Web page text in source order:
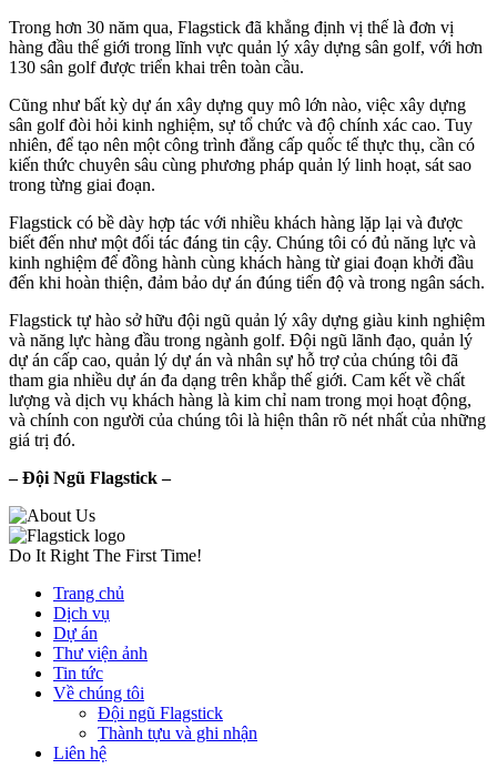
Trong hơn 30 năm qua, Flagstick đã khẳng định vị thế là đơn vị
hàng đầu thế giới trong lĩnh vực quản lý xây dựng sân golf, với hơn
130 sân golf được triển khai trên toàn cầu.
Cũng như bất kỳ dự án xây dựng quy mô lớn nào, việc xây dựng
sân golf đòi hỏi kinh nghiệm, sự tổ chức và độ chính xác cao. Tuy
nhiên, để tạo nên một công trình đẳng cấp quốc tế thực thụ, cần có
kiến thức chuyên sâu cùng phương pháp quản lý linh hoạt, sát sao
trong từng giai đoạn.
Flagstick có bề dày hợp tác với nhiều khách hàng lặp lại và được
biết đến như một đối tác đáng tin cậy. Chúng tôi có đủ năng lực và
kinh nghiệm để đồng hành cùng khách hàng từ giai đoạn khởi đầu
đến khi hoàn thiện, đảm bảo dự án đúng tiến độ và trong ngân sách.
Flagstick tự hào sở hữu đội ngũ quản lý xây dựng giàu kinh nghiệm
và năng lực hàng đầu trong ngành golf. Đội ngũ lãnh đạo, quản lý
dự án cấp cao, quản lý dự án và nhân sự hỗ trợ của chúng tôi đã
tham gia nhiều dự án đa dạng trên khắp thế giới. Cam kết về chất
lượng và dịch vụ khách hàng là kim chỉ nam trong mọi hoạt động,
và chính con người của chúng tôi là hiện thân rõ nét nhất của những
giá trị đó.
– Đội Ngũ Flagstick –
Do It Right The First Time!
Trang chủ
Dịch vụ
Dự án
Thư viện ảnh
Tin tức
Về chúng tôi
Đội ngũ Flagstick
Thành tựu và ghi nhận
Liên hệ